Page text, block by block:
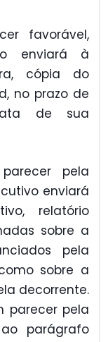
favorável,
enviará à
cópia do
no prazo de
de sua
pela
enviará
relatório
sobre a
pela
sobre a
decorrente.
parecer pela
parágrafo